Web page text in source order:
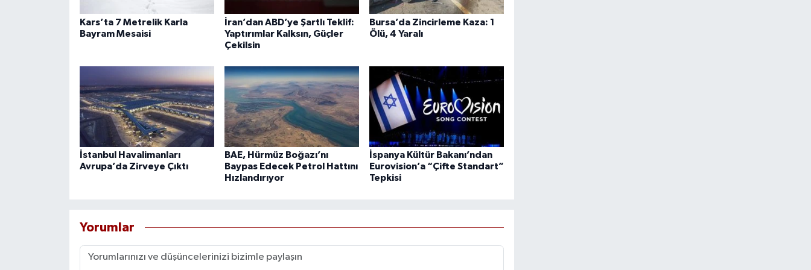
Kars’ta 7 Metrelik Karla
Bayram Mesaisi
İran’dan ABD’ye Şartlı Teklif:
Yaptırımlar Kalksın, Güçler
Çekilsin
Bursa’da Zincirleme Kaza: 1
Ölü, 4 Yaralı
İstanbul Havalimanları
Avrupa’da Zirveye Çıktı
BAE, Hürmüz Boğazı’nı
Baypas Edecek Petrol Hattını
Hızlandırıyor
İspanya Kültür Bakanı’ndan
Eurovision’a “Çifte Standart”
Tepkisi
Yorumlar